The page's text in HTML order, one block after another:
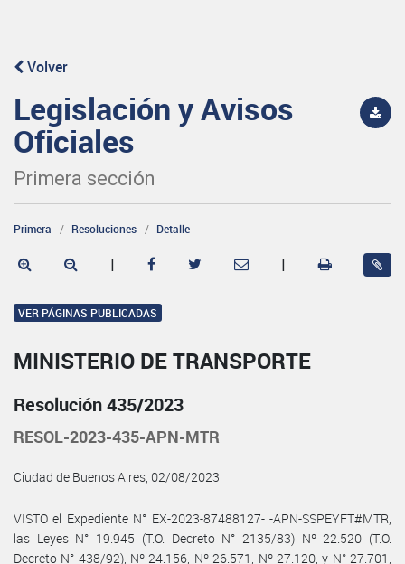
Volver
Legislación y Avisos
Oficiales
Primera sección
Primera Resoluciones Detalle
| |
VER PÁGINAS PUBLICADAS
MINISTERIO DE TRANSPORTE
Resolución 435/2023
RESOL-2023-435-APN-MTR
Ciudad de Buenos Aires, 02/08/2023
VISTO el Expediente N° EX-2023-87488127- -APN-SSPEYFT#MTR,
las Leyes N° 19.945 (T.O. Decreto N° 2135/83) Nº 22.520 (T.O.
Decreto N° 438/92), Nº 24.156, Nº 26.571, Nº 27.120, y N° 27.701,